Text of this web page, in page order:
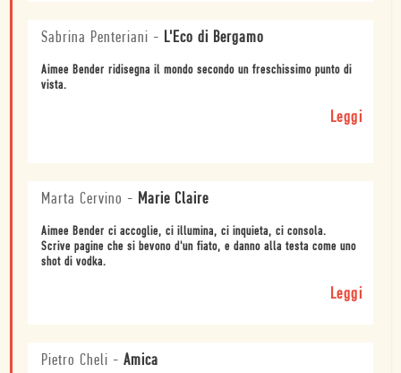
Sabrina Penteriani - L'Eco di Bergamo
Aimee Bender ridisegna il mondo secondo un freschissimo punto di
vista.
Leggi
Marta Cervino - Marie Claire
Aimee Bender ci accoglie, ci illumina, ci inquieta, ci consola.
Scrive pagine che si bevono d'un fiato, e danno alla testa come uno
shot di vodka.
Leggi
Pietro Cheli - Amica